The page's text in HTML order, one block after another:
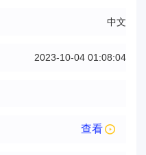
中文
2023-10-04 01:08:04
查看